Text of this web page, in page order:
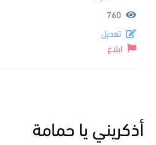
أذكريني يا حمامة
760
تعديل
ابلاغ